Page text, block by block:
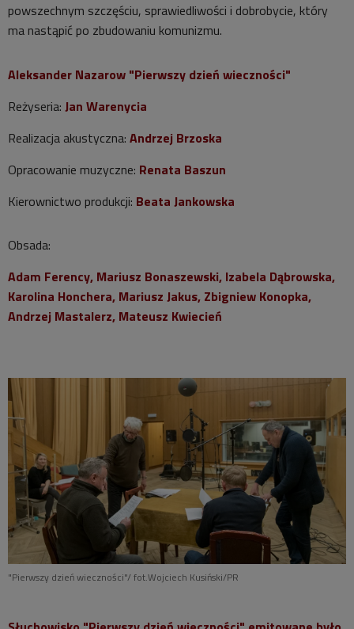
powszechnym szczęściu, sprawiedliwości i dobrobycie, który
ma nastąpić po zbudowaniu komunizmu.
Aleksander Nazarow "Pierwszy dzień wieczności"
Reżyseria: Jan Warenycia
Realizacja akustyczna: Andrzej Brzoska
Opracowanie muzyczne: Renata Baszun
Kierownictwo produkcji: Beata Jankowska
Obsada:
Adam Ferency, Mariusz Bonaszewski, Izabela Dąbrowska,
Karolina Honchera, Mariusz Jakus, Zbigniew Konopka,
Andrzej Mastalerz, Mateusz Kwiecień
"Pierwszy dzień wieczności"/ fot.Wojciech Kusiński/PR